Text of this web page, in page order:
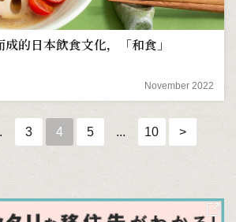
的日本飲食文化，「和食」
November 2022
3 4 5 ... 10 >